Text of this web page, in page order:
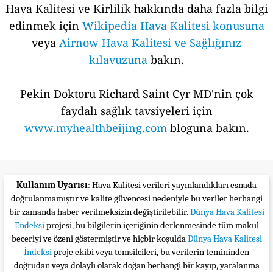
Hava Kalitesi ve Kirlilik hakkında daha fazla bilgi
edinmek için Wikipedia Hava Kalitesi konusuna
veya Airnow Hava Kalitesi ve Sağlığınız
kılavuzuna bakın.
Pekin Doktoru Richard Saint Cyr MD'nin çok
faydalı sağlık tavsiyeleri için
www.myhealthbeijing.com bloguna bakın.
Kullanım Uyarısı: Hava Kalitesi verileri yayınlandıkları esnada
doğrulanmamıştır ve kalite güvencesi nedeniyle bu veriler herhangi
bir zamanda haber verilmeksizin değiştirilebilir.Dünya Hava Kalitesi
Endeksiprojesi, bu bilgilerin içeriğinin derlenmesinde tüm makul
beceriyi ve özeni göstermiştir ve hiçbir koşuldaDünya Hava Kalitesi
İndeksiproje ekibi veya temsilcileri, bu verilerin temininden
doğrudan veya dolaylı olarak doğan herhangi bir kayıp, yaralanma